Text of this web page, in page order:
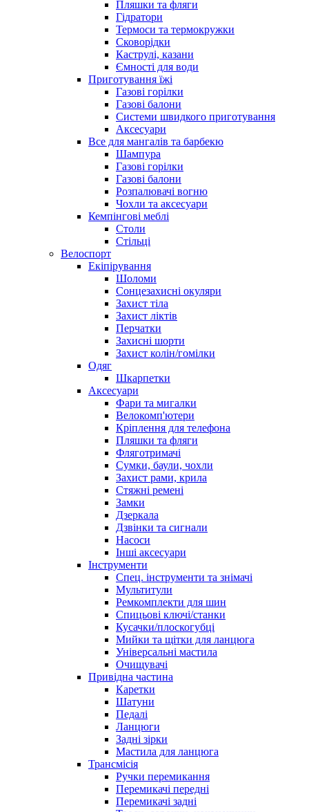
Пляшки та фляги
Гідратори
Термоси та термокружки
Сковорідки
Каструлі, казани
Ємності для води
Приготування їжі
Газові горілки
Газові балони
Системи швидкого приготування
Аксесуари
Все для мангалів та барбекю
Шампура
Газові горілки
Газові балони
Розпалювачі вогню
Чохли та аксесуари
Кемпінгові меблі
Столи
Стільці
Велоспорт
Екіпірування
Шоломи
Сонцезахисні окуляри
Захист тіла
Захист ліктів
Перчатки
Захисні шорти
Захист колін/гомілки
Одяг
Шкарпетки
Аксесуари
Фари та мигалки
Велокомп'ютери
Кріплення для телефона
Пляшки та фляги
Фляготримачі
Сумки, баули, чохли
Захист рами, крила
Стяжні ремені
Замки
Дзеркала
Дзвінки та сигнали
Насоси
Інші аксесуари
Інструменти
Спец. інструменти та знімачі
Мультитули
Ремкомплекти для шин
Спицьові ключі/станки
Кусачки/плоскогубці
Мийки та щітки для ланцюга
Універсальні мастила
Очищувачі
Привідна частина
Каретки
Шатуни
Педалі
Ланцюги
Задні зірки
Мастила для ланцюга
Трансмісія
Ручки перемикання
Перемикачі передні
Перемикачі задні